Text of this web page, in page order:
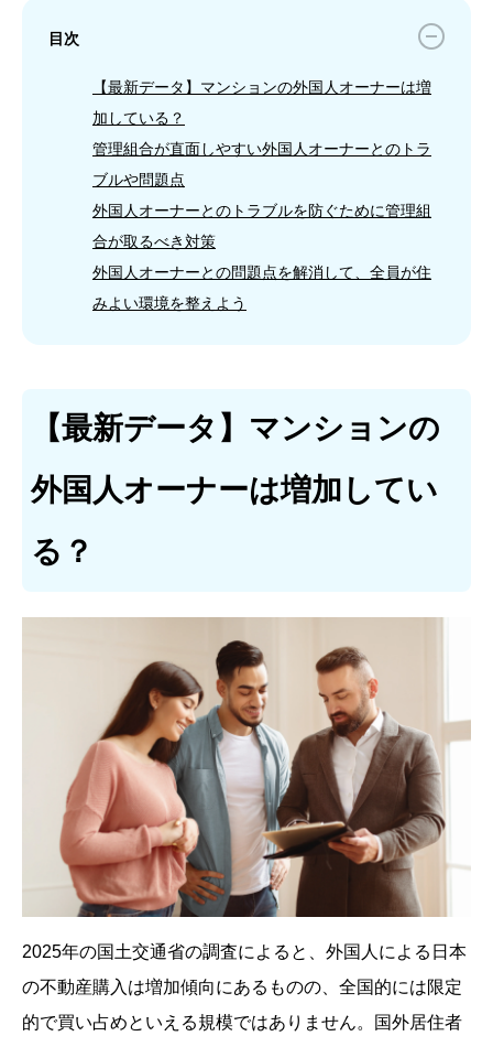
目次
【最新データ】マンションの外国人オーナーは増
加している？
管理組合が直面しやすい外国人オーナーとのトラ
ブルや問題点
外国人オーナーとのトラブルを防ぐために管理組
合が取るべき対策
外国人オーナーとの問題点を解消して、全員が住
みよい環境を整えよう
【最新データ】マンションの
外国人オーナーは増加してい
る？
2025年の国土交通省の調査によると、外国人による日本
の不動産購入は増加傾向にあるものの、全国的には限定
的で買い占めといえる規模ではありません。国外居住者